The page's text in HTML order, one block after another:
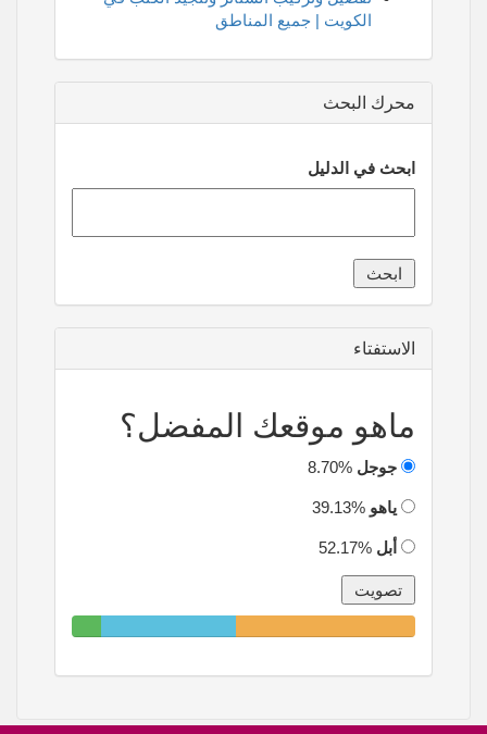
الكويت | جميع المناطق
محرك البحث
ابحث في الدليل
الاستفتاء
ماهو موقعك المفضل؟
جوجل
ياهو
أبل